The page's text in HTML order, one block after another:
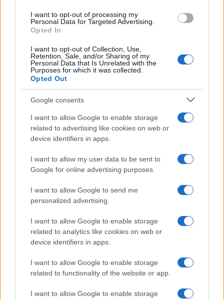
I want to opt-out of processing my
Personal Data for Targeted Advertising.
Opted In
I want to opt-out of Collection, Use,
Retention, Sale, and/or Sharing of my
Personal Data that Is Unrelated with the
Purposes for which it was collected.
Opted Out
Google consents
I want to allow Google to enable storage
related to advertising like cookies on web or
device identifiers in apps.
I want to allow my user data to be sent to
Google for online advertising purposes.
I want to allow Google to send me
personalized advertising.
I want to allow Google to enable storage
related to analytics like cookies on web or
device identifiers in apps.
I want to allow Google to enable storage
related to functionality of the website or app.
I want to allow Google to enable storage
PIÙ LETTI
XPENG Partner del Teatro del Silenzio 2026: Veicoli
Elettrici e Musica in Sinfonia
Rilancio degli impianti sciistici in Val Vigezzo, Val
Formazza e Valle Antrona
3
destinati al Senegal
Nuova Zelanda: ondata di freddo eccezionale porta
neve a bassa quota
auto elettriche e ibride
calcio, basket, tennis, ciclismo, motori, Formula 1,
MotoGP e Olimpiadi. Le ultime news dalle competizioni
interviste ai protagonisti e i risultati in tempo reale di tutte